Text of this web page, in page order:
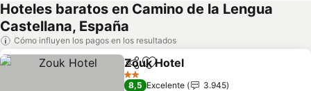
Hoteles baratos en Camino de la Lengua
Castellana, España
Cómo influyen los pagos en los resultados
CompartirAñadir a favoritos
Zouk Hotel
2 Estrellas
8,5 Excelente
3.945